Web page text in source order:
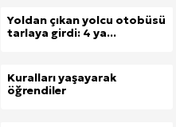
Yoldan çıkan yolcu otobüsü
tarlaya girdi: 4 ya...
Kuralları yaşayarak
öğrendiler